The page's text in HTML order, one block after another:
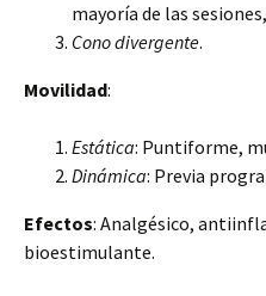
mayoría de las
Cono divergente.
Movilidad:
Estática: Puntiforme,
Dinámica: Previa
Efectos: Analgésico,
bioestimulante.